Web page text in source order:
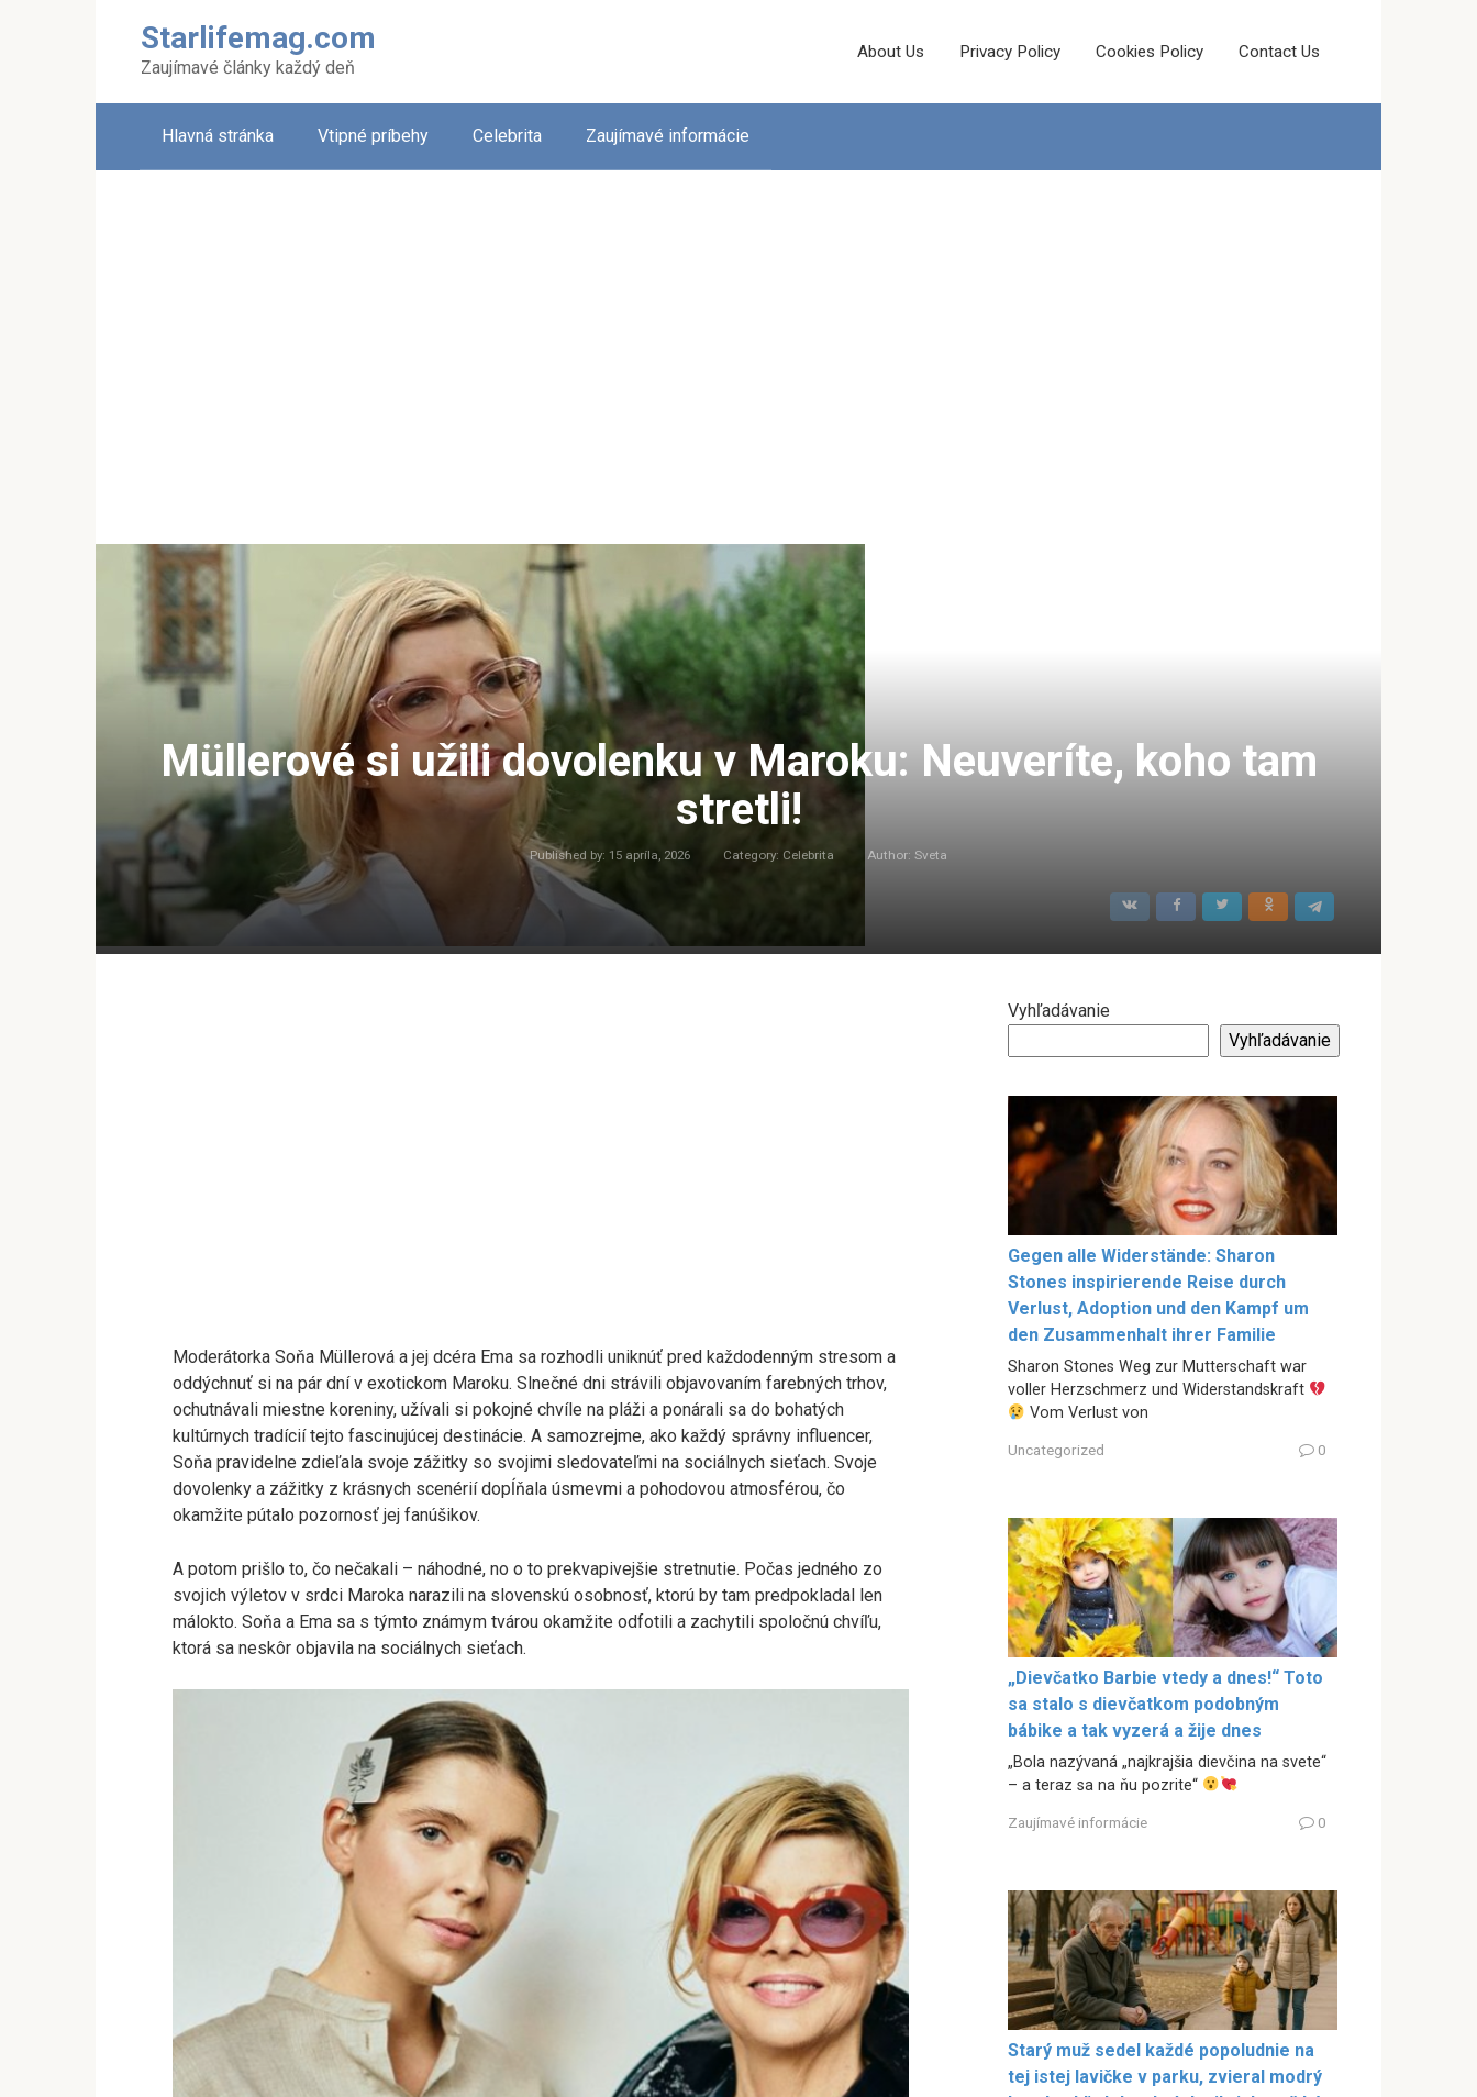
Starlifemag.com
Zaujímavé články každý deň
About Us Privacy Policy Cookies Policy Contact Us
Hlavná stránka Vtipné príbehy Celebrita Zaujímavé informácie
Müllerové si užili dovolenku v Maroku: Neuveríte, koho tam
stretli!
Published by: 15 apríla, 2026 Category: Celebrita Author: Sveta
Moderátorka Soňa Müllerová a jej dcéra Ema sa rozhodli uniknúť pred každodenným stresom a
oddýchnuť si na pár dní v exotickom Maroku. Slnečné dni strávili objavovaním farebných trhov,
ochutnávali miestne koreniny, užívali si pokojné chvíle na pláži a ponárali sa do bohatých
kultúrnych tradícií tejto fascinujúcej destinácie. A samozrejme, ako každý správny influencer,
Soňa pravidelne zdieľala svoje zážitky so svojimi sledovateľmi na sociálnych sieťach. Svoje
dovolenky a zážitky z krásnych scenérií dopĺňala úsmevmi a pohodovou atmosférou, čo
okamžite pútalo pozornosť jej fanúšikov.
A potom prišlo to, čo nečakali – náhodné, no o to prekvapivejšie stretnutie. Počas jedného zo
svojich výletov v srdci Maroka narazili na slovenskú osobnosť, ktorú by tam predpokladal len
málokto. Soňa a Ema sa s týmto známym tvárou okamžite odfotili a zachytili spoločnú chvíľu,
ktorá sa neskôr objavila na sociálnych sieťach.
Vyhľadávanie
Vyhľadávanie
Gegen alle Widerstände: Sharon
Stones inspirierende Reise durch
Verlust, Adoption und den Kampf um
den Zusammenhalt ihrer Familie
Sharon Stones Weg zur Mutterschaft war
voller Herzschmerz und Widerstandskraft
Vom Verlust von
Uncategorized 0
„Dievčatko Barbie vtedy a dnes!“ Toto
sa stalo s dievčatkom podobným
bábike a tak vyzerá a žije dnes
„Bola nazývaná „najkrajšia dievčina na svete“
– a teraz sa na ňu pozrite“
Zaujímavé informácie 0
Starý muž sedel každé popoludnie na
tej istej lavičke v parku, zvieral modrý